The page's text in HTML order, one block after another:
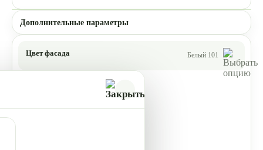
Дополнительные параметры
Цвет фасада Белый 101